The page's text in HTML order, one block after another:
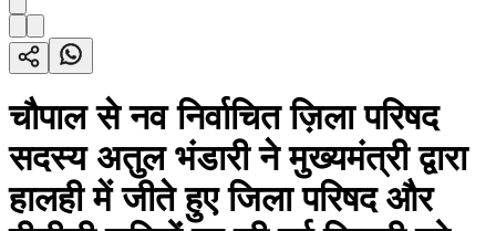
चौपाल से नव निर्वाचित ज़िला परिषद
सदस्य अतुल भंडारी ने मुख्यमंत्री द्वारा
हालही में जीते हुए जिला परिषद और